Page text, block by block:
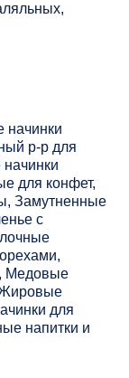
р-р для
для конфет,
Замутненные
с
Медовые
Жировые
для
напитки и